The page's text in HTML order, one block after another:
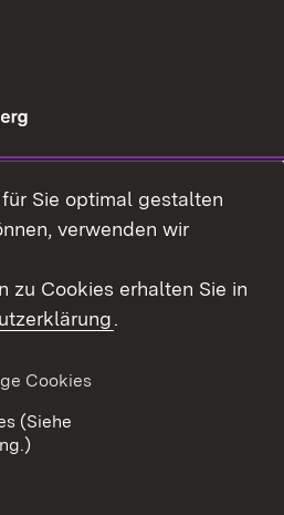
Sie optimal gestalten
verwenden wir
zu Cookies erhalten Sie in
.
Cookies
(Siehe